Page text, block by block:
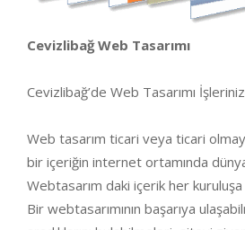
Cevizlibağ Web Tasarımı
Cevizlibağ’de Web Tasarımı
Web tasarım ticari veya ticari
bir içeriğin internet ortamında
Webtasarım daki içerik her
Bir webtasarımının başarıya